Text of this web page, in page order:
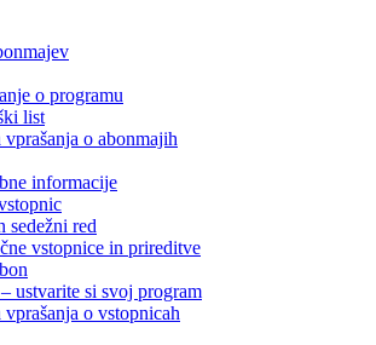
o programu
list
vprašanja o abonmajih
informacije
sedežni red
vstopnice in prireditve
ustvarite si svoj program
vprašanja o vstopnicah